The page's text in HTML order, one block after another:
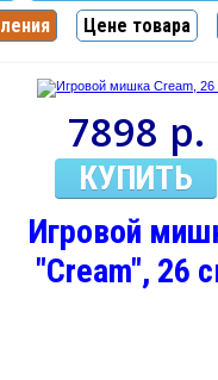
Цене товара
7898 р.
КУПИТЬ
Игровой
"Cream", 26